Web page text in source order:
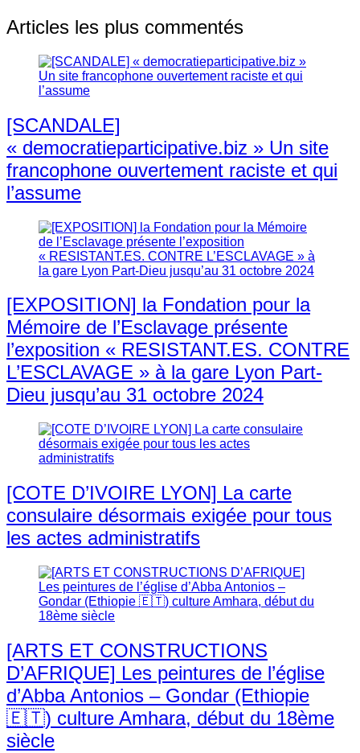
Articles les plus commentés
[SCANDALE]
« democratieparticipative.biz » Un site
francophone ouvertement raciste et qui
l’assume
[EXPOSITION] la Fondation pour la
Mémoire de l’Esclavage présente
l’exposition « RESISTANT.ES. CONTRE
L’ESCLAVAGE » à la gare Lyon Part-
Dieu jusqu’au 31 octobre 2024
[COTE D’IVOIRE LYON] La carte
consulaire désormais exigée pour tous
les actes administratifs
[ARTS ET CONSTRUCTIONS
D’AFRIQUE] Les peintures de l’église
d’Abba Antonios – Gondar (Ethiopie
🇪🇹) culture Amhara, début du 18ème
siècle